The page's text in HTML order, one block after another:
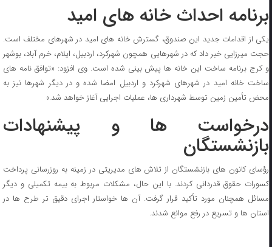
برنامه احداث خانه های امید
یکی از اقدامات جدید این صندوق، گسترش خانه های امید در شهرهای مختلف است.
حجت میرزایی خبر داد که در شهرهایی همچون شهرکرد، اردبیل، ایلام، خرم آباد، بوشهر
و کرج برنامه ساخت این خانه ها پیش بینی شده است. وی افزود: «توافق نامه های
ساخت خانه امید در شهرهای شهرکرد و اردبیل امضا شده و در دیگر شهرها نیز به
محض تأمین زمین توسط شهرداری ها، عملیات اجرایی آغاز خواهد شد.»
درخواست ها و پیشنهادات
بازنشستگان
رؤسای کانون های بازنشستگان از تلاش های مدیریتی در زمینه به روزرسانی پرداخت
کسورات حقوق قدردانی کردند. با این حال، مشکلات مربوط به بیمه تکمیلی و دیگر
مسائل همچنان مورد تأکید قرار گرفت. آن ها خواستار اجرای دقیق تر طرح ها در
استان ها و تسریع در رفع موانع شدند.